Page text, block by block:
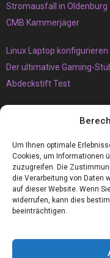
Um Ihnen optimale
Cookies, um Informationen
zuzugreifen. Die
die Verarbeitung von Daten
auf dieser Website. Wenn
widerrufen, kann dies
beeinträchtigen.
Stromausfall in Oldenburg
CMB Kammerjäger
Linux Laptop konfigurieren
Der ultimative Gaming-
Abdeckstift Test
Armaflex 19mm die